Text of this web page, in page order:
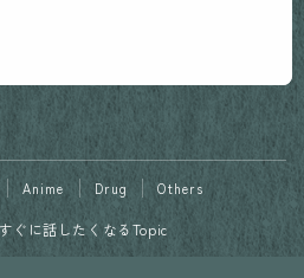
Anime Drug Others
ぐに話したくなるTopic